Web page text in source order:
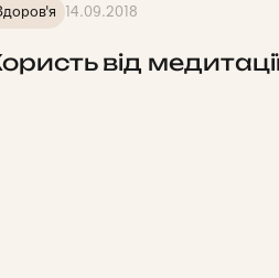
14.09.2018
від